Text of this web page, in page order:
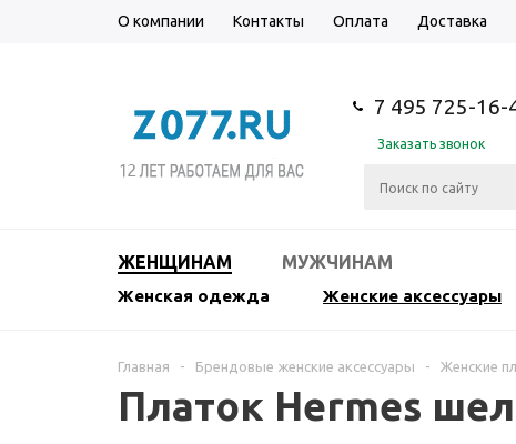
О компании Контакты Оплата Доставка
7 495 725-16-
Заказать звонок
ЖЕНЩИНАМ МУЖЧИНАМ
Женская одежда Женские аксессуары
Главная - Брендовые женские аксессуары - Женские
Платок Hermes